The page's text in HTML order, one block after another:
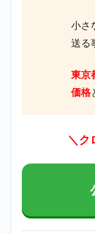
小さ
送る
東京
価格
＼ク